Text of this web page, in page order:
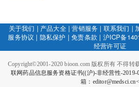
关于我们 | 产品大全|营销服务 | 联系我们 |
服务协议 | 隐私保护 |免责条款 | 沪ICP备
经营许可证
Copyright©2001-2020 bioon.com 版权所有 不得转
联网药品信息服务资格证书((沪)-非经营性-2019-
箱：editor@medsci.cn<